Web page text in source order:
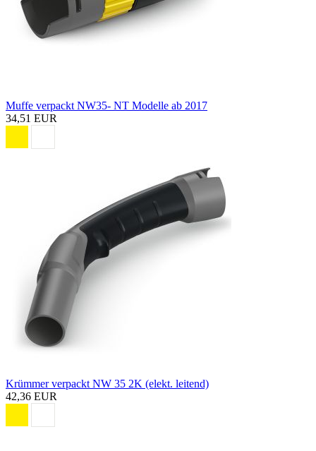
Muffe verpackt NW35- NT Modelle ab 2017
34,51 EUR
Krümmer verpackt NW 35 2K (elekt. leitend)
42,36 EUR